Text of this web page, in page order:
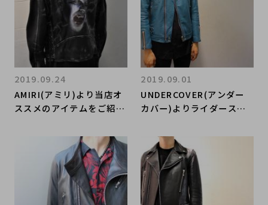
AMIRI(アミリ)より当店オ
ススメのアイテムをご紹介
2019.09.24
UNDERCOVER(アンダー
カバー)よりライダースジ
ただきました。
2019.09.01